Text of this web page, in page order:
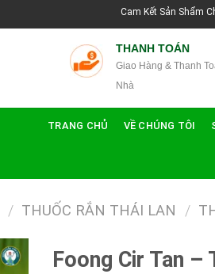
Cam Kết Sản Shẩm Chính Hãng
THANH TOÁN
Giao Hàng & Thanh
Nhà
TRANG CHỦ VỀ CHÚNG TÔI
/ THUỐC RẮN THÁI LAN /
Foong Cir Tan –